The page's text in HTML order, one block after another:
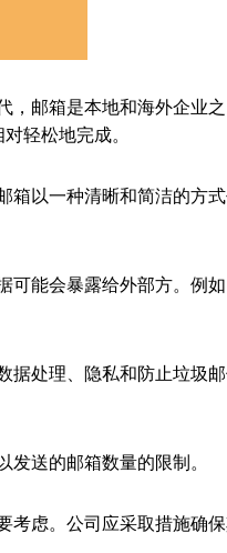
邮箱是本地和海外企业
轻松地完成。
以一种清晰和简洁的方
能会暴露给外部方。例
处理、隐私和防止垃圾
送的邮箱数量的限制。
虑。公司应采取措施确